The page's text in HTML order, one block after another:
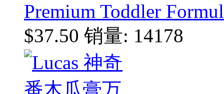
Premium Toddler
$37.50 销量: 14178